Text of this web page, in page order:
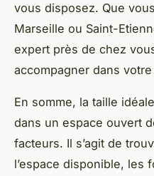
vous disposez. Que
Marseille ou Saint-
expert près de chez
accompagner dans
En somme, la taille
dans un espace ouvert
facteurs. Il s’agit de
l’espace disponible, les